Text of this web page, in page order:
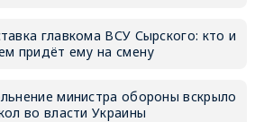
главкома ВСУ Сырского: кто и
придёт ему на смену
министра обороны вскрыло
во власти Украины